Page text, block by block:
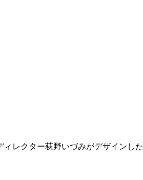
レクター荻野いづみがデザインした